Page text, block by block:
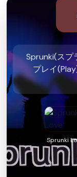
Sprunki(スプ
プレイ
Sprunki